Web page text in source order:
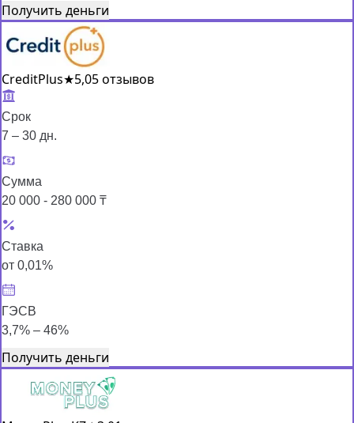
Получить деньги
CreditPlus★5,05 отзывов
Срок
7 – 30 дн.
Сумма
20 000 - 280 000 ₸
Ставка
от 0,01%
ГЭСВ
3,7% – 46%
Получить деньги